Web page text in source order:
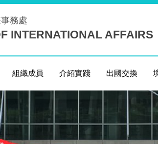
務處
INTERNATIONAL AFFAIRS
組織成員 介紹實踐 出國交換